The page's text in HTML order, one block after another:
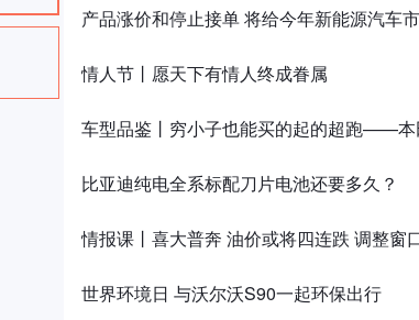
产品涨价和停止接单 将给今年新能源汽车
情人节丨愿天下有情人终成眷属
车型品鉴丨穷小子也能买的起的超跑——本
比亚迪纯电全系标配刀片电池还要多久？
情报课丨喜大普奔 油价或将四连跌 调整窗
世界环境日 与沃尔沃S90一起环保出行